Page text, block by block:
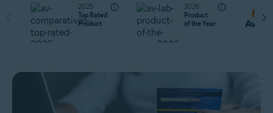
2025
Top Rated
Product
2026
Product
of the Year